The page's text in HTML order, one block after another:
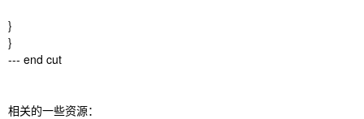
}
}
--- end cut
相关的一些资源：